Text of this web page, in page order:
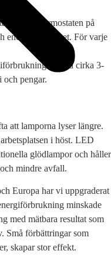
du in termostaten på
energieffektivitet. För varje
med cirka 3-
och pengar.
att lamporna lyser längre.
i höst. LED
glödlampor och håller
mindre avfall.
Europa har vi uppgraderat
minskade
med mätbara resultat som
Små förbättringar som
skapar stor effekt.